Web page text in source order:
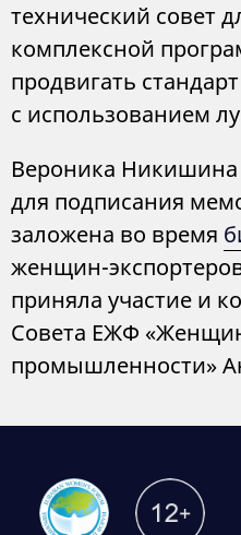
технический совет
комплексной
продвигать
с использованием
Вероника Никишина
для подписания
заложена во время
женщин-
приняла участие и
Совета ЕЖФ
промышленности»